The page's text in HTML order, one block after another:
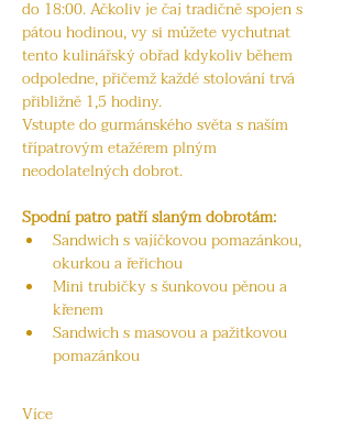
do 18:00. Ačkoliv je čaj tradičně spojen s
pátou hodinou, vy si můžete vychutnat
tento kulinářský obřad kdykoliv během
odpoledne, přičemž každé stolování trvá
přibližně 1,5 hodiny.
Vstupte do gurmánského světa s naším
třípatrovým etažérem plným
neodolatelných dobrot.
Spodní patro patří slaným dobrotám:
Sandwich s vajíčkovou pomazánkou,
okurkou a řeřichou
Mini trubičky s šunkovou pěnou a
křenem
Sandwich s masovou a pažitkovou
pomazánkou
Více